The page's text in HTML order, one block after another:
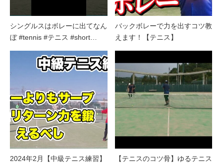
シングルスはボレーに出てなん
ぼ #tennis #テニス #short…
バックボレーで力を出すコツ教
えます！【テニス】
2024年2月【中級テニス練習】
【テニスのコツ骨】ゆるテニス